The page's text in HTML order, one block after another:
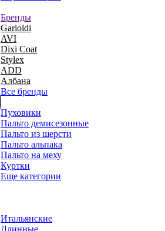
Бренды
Garioldi
AVI
Dixi Coat
Stylex
ADD
Албана
Все бренды
Пуховики
Пальто демисезонные
Пальто из шерсти
Пальто альпака
Пальто на меху
Куртки
Еще категории
Итальянские
Длинные